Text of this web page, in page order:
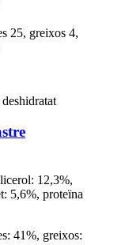
25, greixos 4,
12,3%,
5,6%, proteïna
41%, greixos: